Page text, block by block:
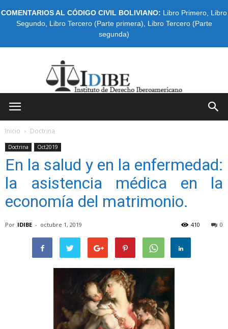
COMENTARIOS AL CÓDIGO CIVIL BOLIVIANO: Libro Primero Libro
Segundo, Libro Tercero (Parte primera)
Libro Tercero (Parte
segunda)
Inicio Doctrina
Doctrina Oct2019
En la salud y en la enfermedad:
la asistencia médica en la
economía del matrimonio.
Por IDIBE - octubre 1, 2019 0
410